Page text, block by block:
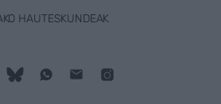
HAUTESKUNDEAK